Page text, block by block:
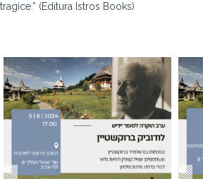
tragice.” (Editura Istros Books)